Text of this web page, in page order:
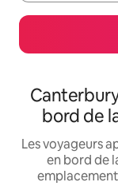
bord de
Les voyageurs
en bord de